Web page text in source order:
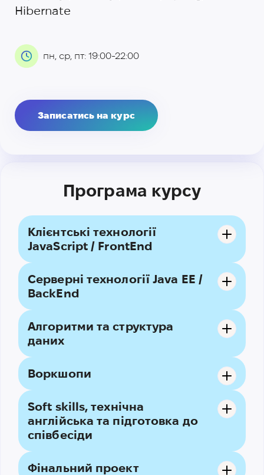
Hibernate
пн, ср, пт: 19:00-22:00
Записатись на курс
Програма курсу
Клієнтські технології
JavaScript / FrontEnd
Серверні технології Java EE /
BackEnd
Алгоритми та структура
даних
Воркшопи
Soft skills, технічна
англійська та підготовка до
співбесіди
Фінальний проект